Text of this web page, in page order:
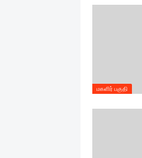
மகளிர் பகுதி